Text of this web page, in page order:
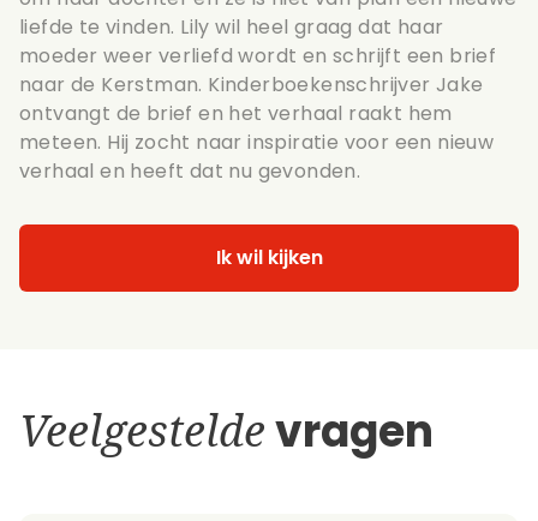
liefde te vinden. Lily wil heel graag dat haar
moeder weer verliefd wordt en schrijft een brief
naar de Kerstman. Kinderboekenschrijver Jake
ontvangt de brief en het verhaal raakt hem
meteen. Hij zocht naar inspiratie voor een nieuw
verhaal en heeft dat nu gevonden.
Ik wil kijken
Veelgesteldevragen